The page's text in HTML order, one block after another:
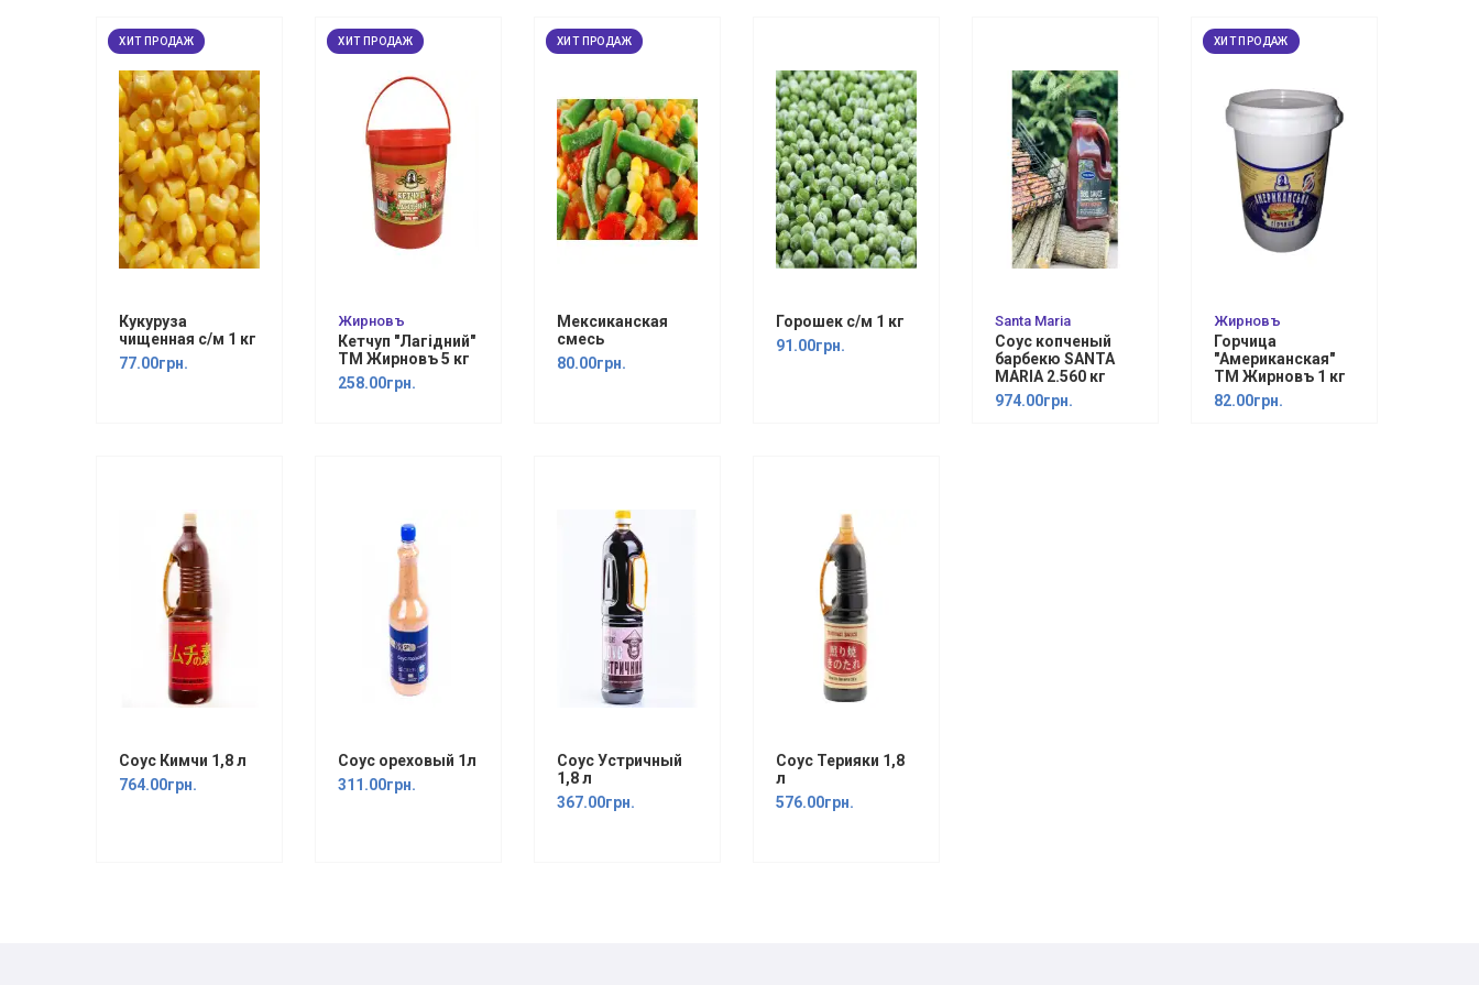
ХИТ ПРОДАЖ
Кукуруза
чищенная с/м 1 кг
77.00грн.
ХИТ ПРОДАЖ
Жирновъ
Кетчуп "Лагідний"
ТМ Жирновъ 5 кг
258.00грн.
ХИТ ПРОДАЖ
Мексиканская
смесь
80.00грн.
Горошек с/м 1 кг
91.00грн.
Santa Maria
Соус копченый
барбекю SANTA
MARIA 2.560 кг
974.00грн.
ХИТ ПРОДАЖ
Жирновъ
Горчица
"Американская"
ТМ Жирновъ 1 кг
82.00грн.
Соус Кимчи 1,8 л
764.00грн.
Соус ореховый 1л
311.00грн.
Соус Устричный
1,8 л
367.00грн.
Соус Терияки 1,8
л
576.00грн.